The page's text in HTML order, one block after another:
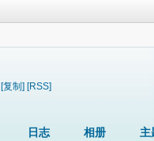
[复制] [RSS]
日志 相册 主